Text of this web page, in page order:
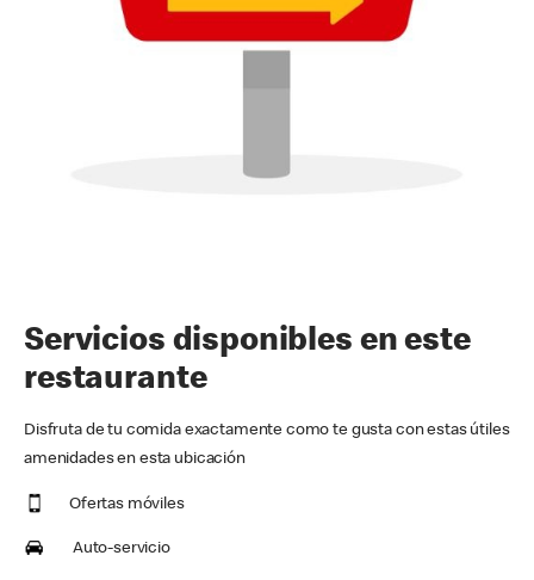
Servicios disponibles en este
restaurante
Disfruta de tu comida exactamente como te gusta con estas útiles
amenidades en esta ubicación
Ofertas móviles
Auto-servicio